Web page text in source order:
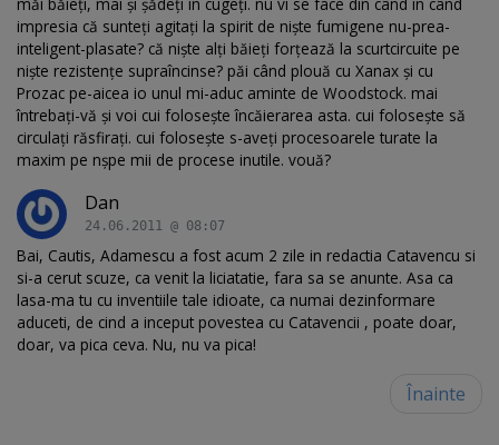
impresia că sunteți agitați la spirit de niște fumigene nu-prea-
inteligent-plasate? că niște alți băieți forțează la scurtcircuite pe
niște rezistențe supraîncinse? păi când plouă cu Xanax și cu
Prozac pe-aicea io unul mi-aduc aminte de Woodstock. mai
întrebați-vă și voi cui folosește încăierarea asta. cui folosește să
circulați răsfirați. cui folosește s-aveți procesoarele turate la
maxim pe nșpe mii de procese inutile. vouă?
Dan
24.06.2011 @ 08:07
Bai, Cautis, Adamescu a fost acum 2 zile in redactia Catavencu si
si-a cerut scuze, ca venit la liciatatie, fara sa se anunte. Asa ca
lasa-ma tu cu inventiile tale idioate, ca numai dezinformare
aduceti, de cind a inceput povestea cu Catavencii , poate doar,
doar, va pica ceva. Nu, nu va pica!
Înainte